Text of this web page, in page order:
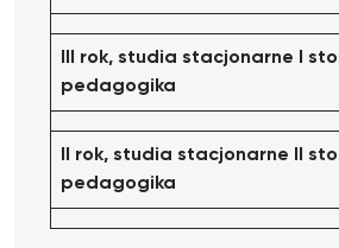
III rok, studia stacjonarne I
pedagogika
II rok, studia stacjonarne II
pedagogika